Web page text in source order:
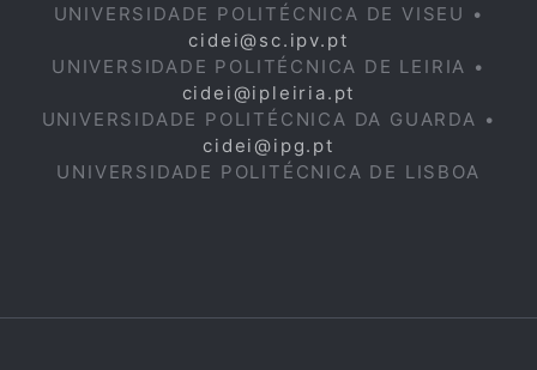
UNIVERSIDADE POLITÉCNICA DE VISEU •
cidei@sc.ipv.pt
UNIVERSIDADE POLITÉCNICA DE LEIRIA •
cidei@ipleiria.pt
UNIVERSIDADE POLITÉCNICA DA GUARDA •
cidei@ipg.pt
UNIVERSIDADE POLITÉCNICA DE LISBOA